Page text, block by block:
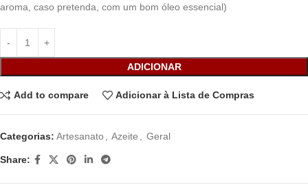
aroma, caso pretenda, com um bom óleo essencial)
ADICIONAR
Add to compare Adicionar à Lista de Compras
Categorias: Artesanato Azeite Geral
Share: